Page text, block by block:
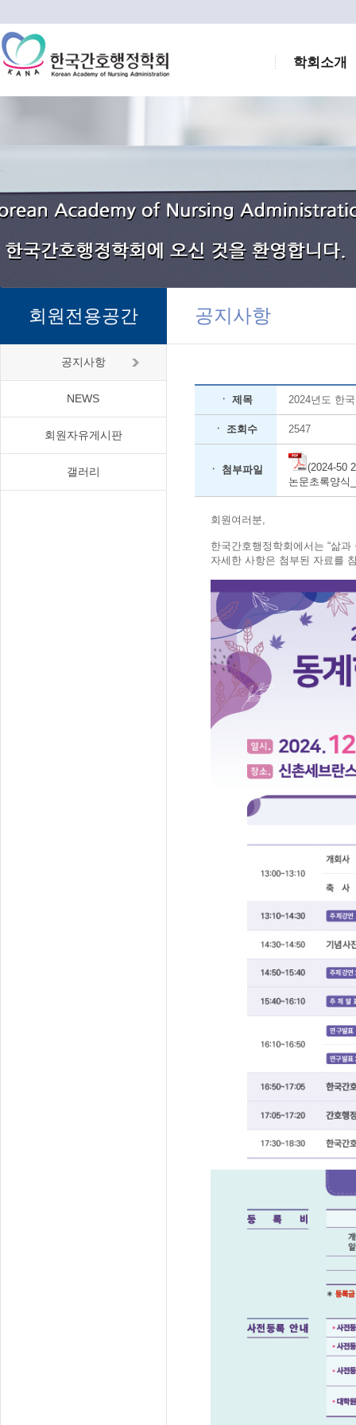
학회소개
회원전용공간
공지사항
NEWS
회원자유게시판
갤러리
공지사항
ㆍ 제목 2024년도 한
ㆍ 조회수 2547
ㆍ 첨부파일
(2024-50
논문초록양식
회원여러분,
한국간호행정학회에서는 “삶
자세한 사항은 첨부된 자료를